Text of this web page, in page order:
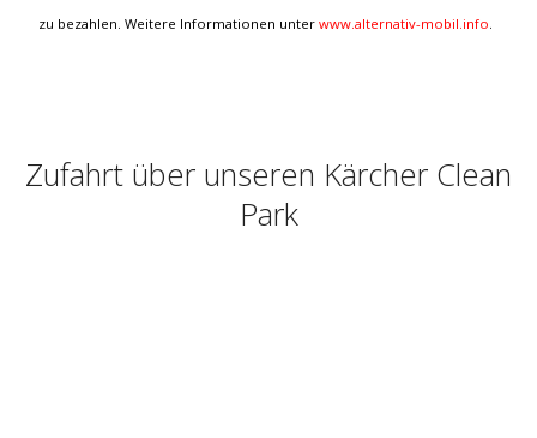
zu bezahlen. Weitere Informationen unter www.alternativ-mobil.info
Zufahrt über unseren Kärcher Clean
Park